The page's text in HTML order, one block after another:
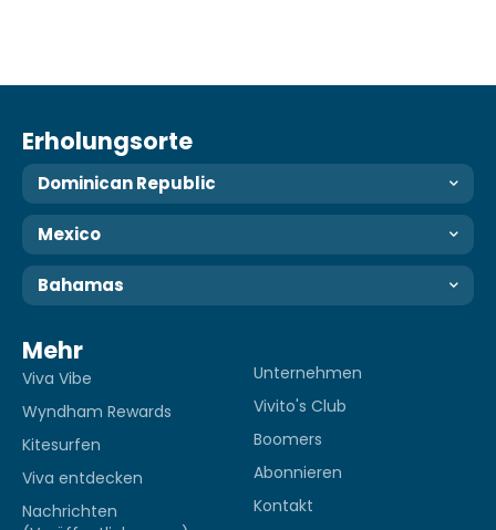
Erholungsorte
Dominican Republic
Mexico
Bahamas
Mehr
Viva Vibe
Wyndham Rewards
Kitesurfen
Viva entdecken
Nachrichten
Unternehmen
Vivito's Club
Boomers
Abonnieren
Kontakt